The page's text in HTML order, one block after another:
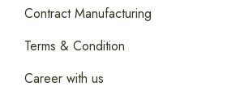
Contract Manufacturing
Terms & Condition
Career with us